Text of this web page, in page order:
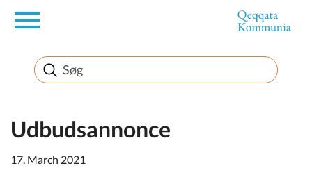
en
Borger
Erhverv
Politik
Udbudsannonce
17. March 2021